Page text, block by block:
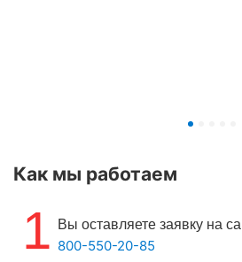
Как мы работаем
1 Вы оставляете заявку на
800-550-20-85